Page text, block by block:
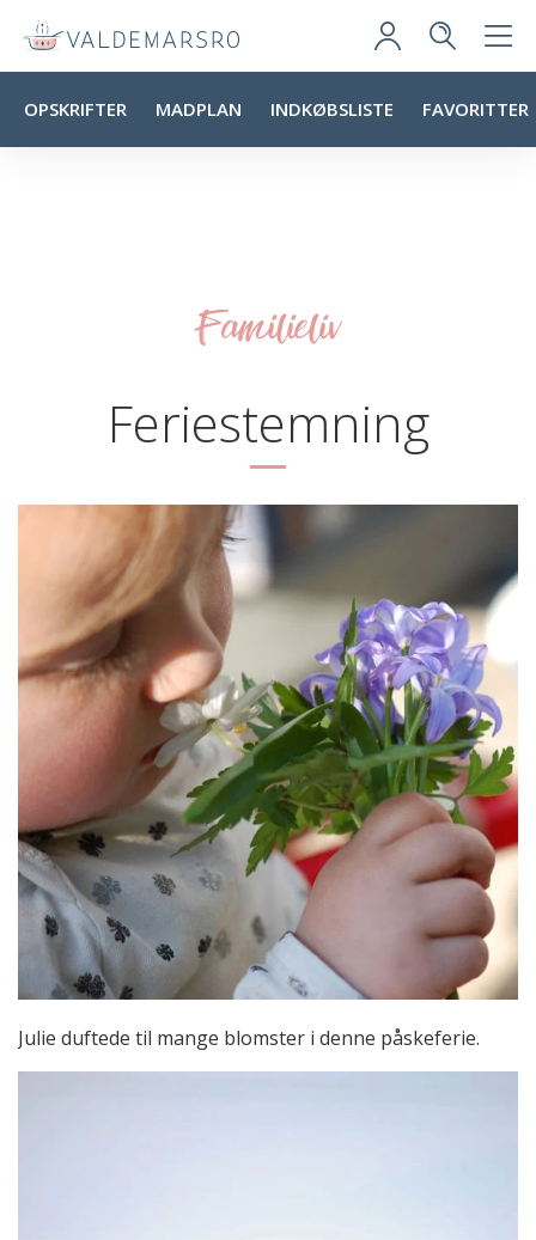
OPSKRIFTER MADPLAN INDKØBSLISTE FAVORITTER
Familieliv
Feriestemning
Julie duftede til mange blomster i denne påskeferie.